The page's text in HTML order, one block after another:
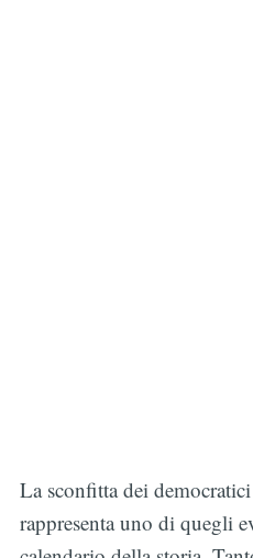
La sconfitta dei
rappresenta uno di quegli